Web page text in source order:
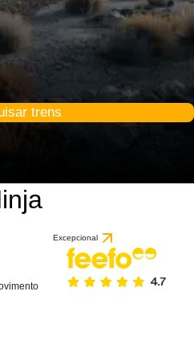
trens
Excepcional